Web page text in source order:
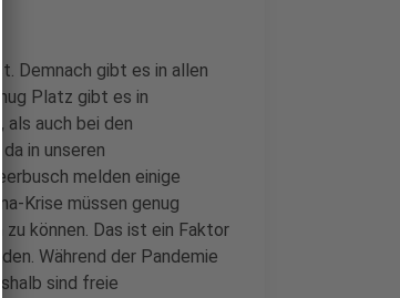
Demnach gibt es in allen
Platz gibt es in
auch bei den
in unseren
melden einige
Krise müssen genug
zu können. Das ist ein Faktor
Während der Pandemie
sind freie